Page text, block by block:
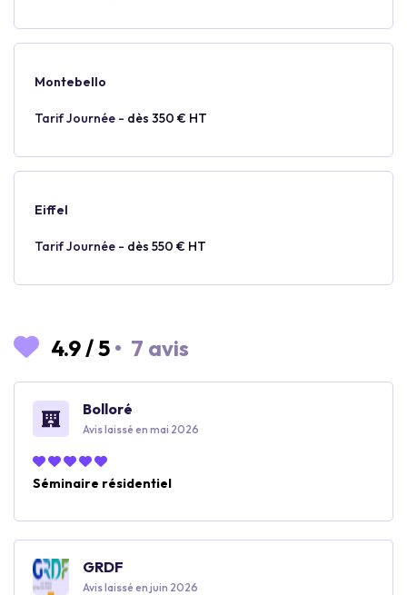
Montebello
Tarif Journée - dès 350 € HT
Eiffel
Tarif Journée - dès 550 € HT
4.9/5 • 7 avis
Bolloré
Avis laissé en mai 2026
Séminaire résidentiel
GRDF
Avis laissé en juin 2026